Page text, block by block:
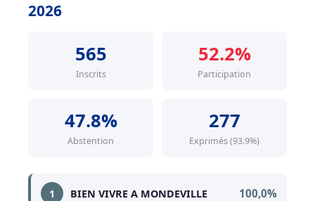
2026
565
Inscrits
52.2%
Participation
47.8%
Abstention
277
Exprimés (93.9%)
1 BIEN VIVRE A MONDEVILLE 100,0%